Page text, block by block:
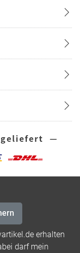
geliefert —
erhalten
darf mein